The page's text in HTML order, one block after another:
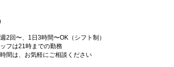
2回〜、1日3時間〜OK（シフト制）
フは21時までの勤務
間は、お気軽にご相談ください